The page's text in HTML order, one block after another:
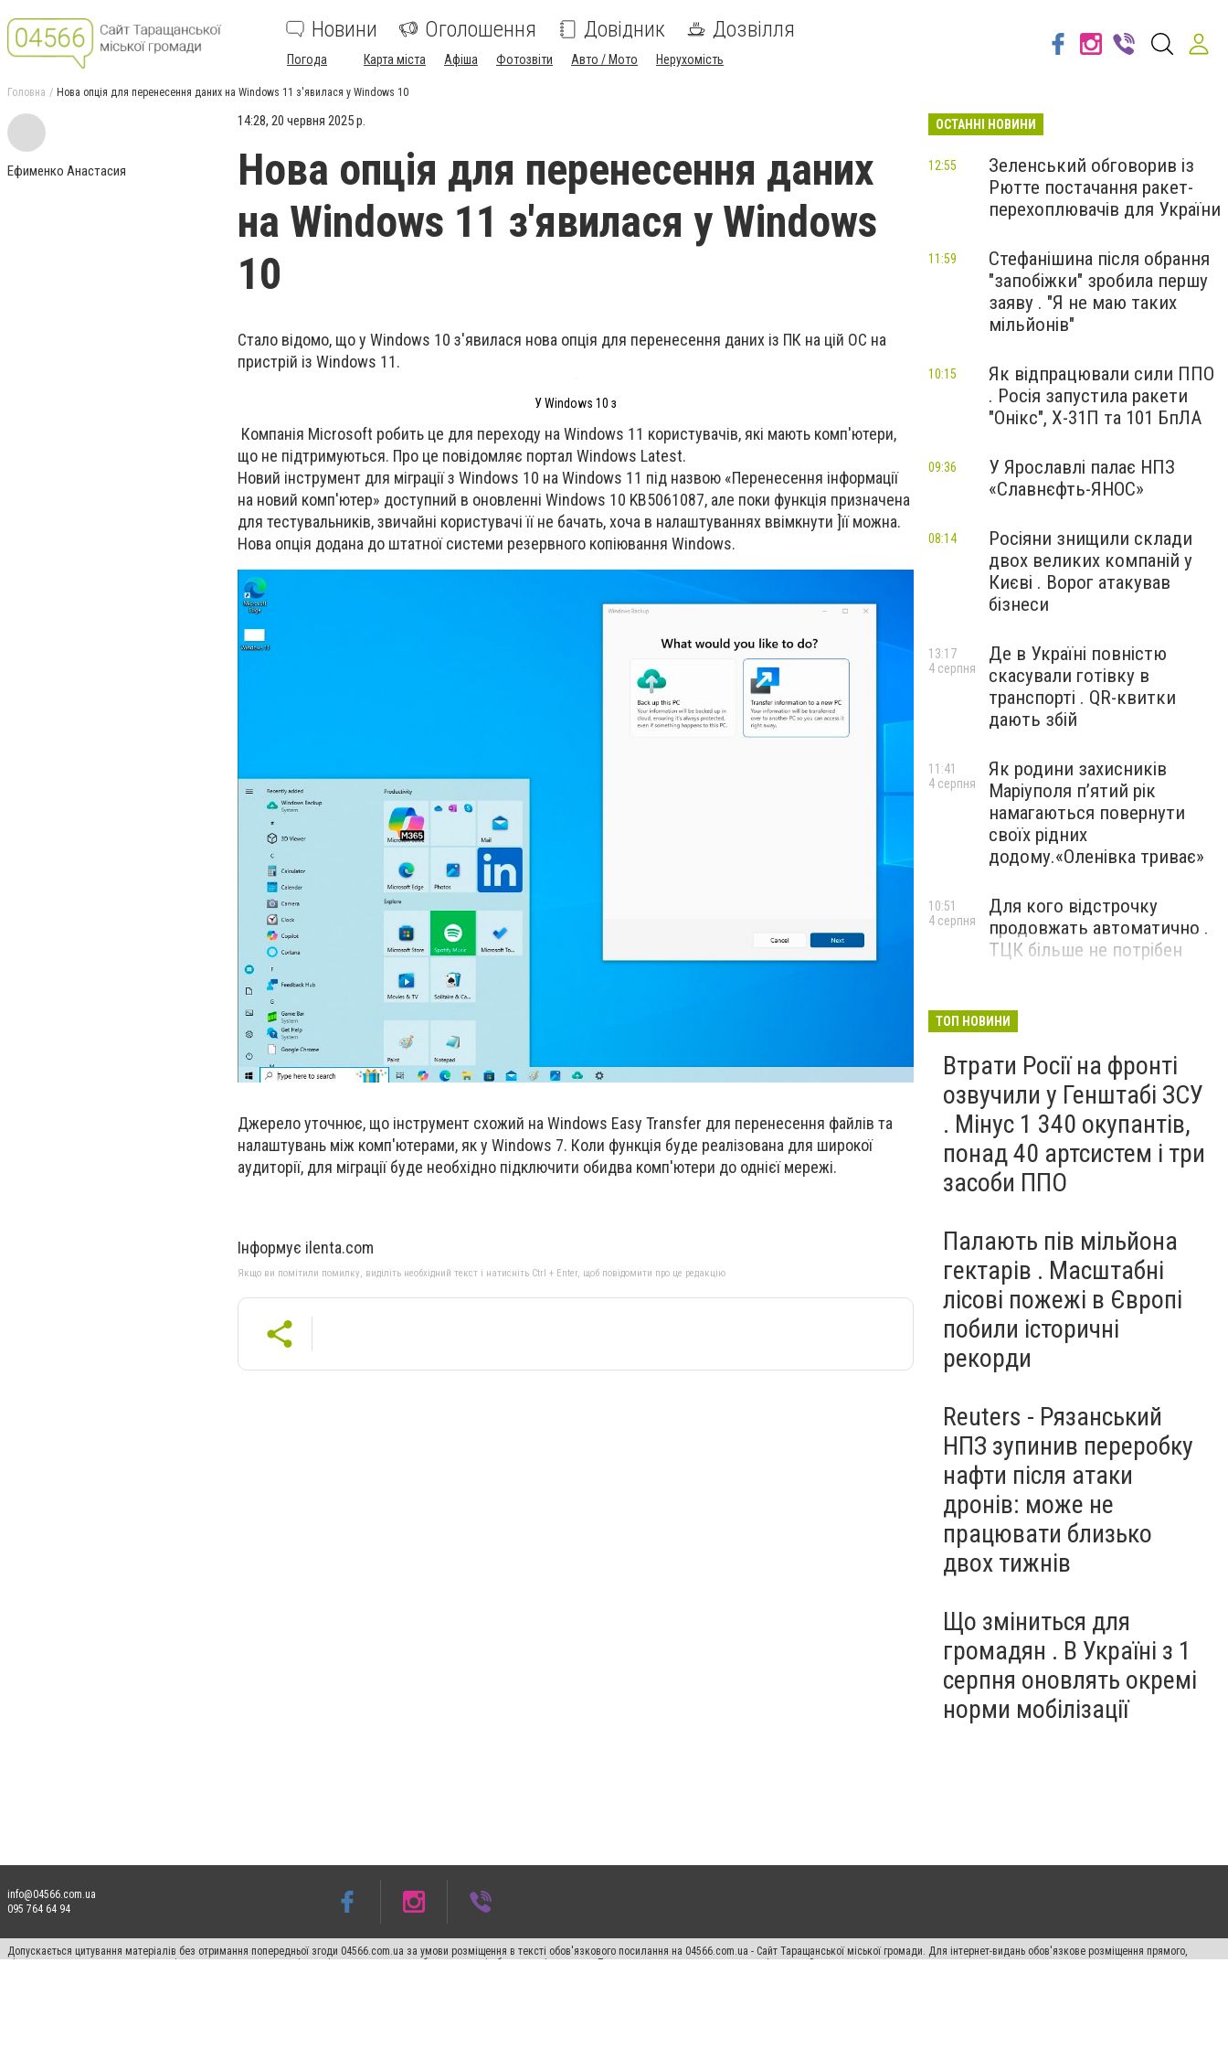
Новини Оголошення Довідник Дозвілля
Погода Карта міста Афіша Фотозвіти Авто / Мото Нерухомість
Головна Нова опція для перенесення даних на Windows 11 з'явилася у Windows 10
Ефименко Анастасия
14:28, 20 червня 2025 р.
Нова опція для перенесення даних
на Windows 11 з'явилася у Windows
10
Стало відомо, що у Windows 10 з'явилася нова опція для перенесення даних із ПК на цій ОС на
пристрій із Windows 11.
У Windows 10 з
Компанія Microsoft робить це для переходу на Windows 11 користувачів, які мають комп'ютери,
що не підтримуються. Про це повідомляє портал Windows Latest.
Новий інструмент для міграції з Windows 10 на Windows 11 під назвою «Перенесення інформації
на новий комп'ютер» доступний в оновленні Windows 10 KB5061087, але поки функція призначена
для тестувальників, звичайні користувачі її не бачать, хоча в налаштуваннях ввімкнути ]її можна.
Нова опція додана до штатної системи резервного копіювання Windows.
Джерело уточнює, що інструмент схожий на Windows Easy Transfer для перенесення файлів та
налаштувань між комп'ютерами, як у Windows 7. Коли функція буде реалізована для широкої
аудиторії, для міграції буде необхідно підключити обидва комп'ютери до однієї мережі.
Інформує ilenta.com
Якщо ви помітили помилку, виділіть необхідний текст і натисніть Ctrl + Enter, щоб повідомити про це редакцію
ОСТАННІ НОВИНИ
Зеленський обговорив із
Рютте постачання ракет-
перехоплювачів для України
12:55
Стефанішина після обрання
"запобіжки" зробила першу
заяву . "Я не маю таких
мільйонів"
11:59
Як відпрацювали сили ППО
. Росія запустила ракети
"Онікс", Х-31П та 101 БпЛА
10:15
У Ярославлі палає НПЗ
«Славнєфть-ЯНОС»
09:36
Росіяни знищили склади
двох великих компаній у
Києві . Ворог атакував
бізнеси
08:14
Де в Україні повністю
скасували готівку в
транспорті . QR-квитки
дають збій
13:17
4 серпня
Як родини захисників
Маріуполя пʼятий рік
намагаються повернути
своїх рідних
додому.«Оленівка триває»
11:41
4 серпня
Для кого відстрочку
продовжать автоматично .
ТЦК більше не потрібен
10:51
4 серпня
ТОП НОВИНИ
Втрати Росії на фронті
озвучили у Генштабі ЗСУ
. Мінус 1 340 окупантів,
понад 40 артсистем і три
засоби ППО
Палають пів мільйона
гектарів . Масштабні
лісові пожежі в Європі
побили історичні
рекорди
Reuters - Рязанський
НПЗ зупинив переробку
нафти після атаки
дронів: може не
працювати близько
двох тижнів
Що зміниться для
громадян . В Україні з 1
серпня оновлять окремі
норми мобілізації
info@04566.com.ua
095 764 64 94
Допускається цитування матеріалів без отримання попередньої згоди 04566.com.ua за умови розміщення в тексті обов'язкового посилання на 04566.com.ua - Cайт Таращанської міської громади. Для інтернет-видань обов'язкове розміщення прямого,
відкритого для пошукових систем гіперпосилання на цитовані статті не нижче другого абзацу в тексті або в якості джерела. Порушення виняткових прав переслідується Законом.